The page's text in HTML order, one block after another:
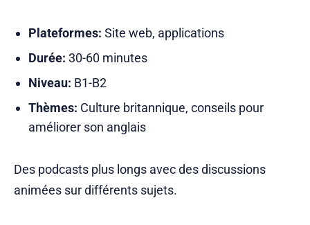
Plateformes: Site web, applications
Durée: 30-60 minutes
Niveau: B1-B2
Thèmes: Culture britannique, conseils pour
améliorer son anglais
Des podcasts plus longs avec des discussions
animées sur différents sujets.